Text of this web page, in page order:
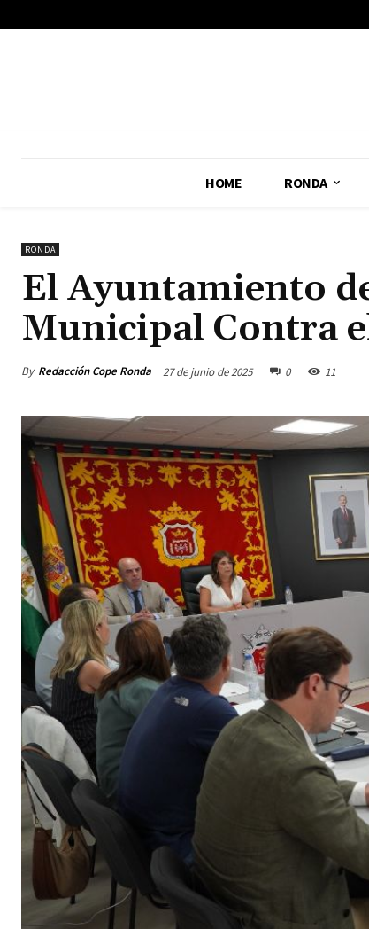
HOME RONDA
RONDA
El Ayuntamiento
Municipal Contra
By Redacción Cope Ronda 27 de junio de 2025 0 11